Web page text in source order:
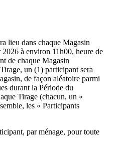
lieu dans chaque Magasin
à environ 11h00, heure de
de chaque Magasin
un (1) participant sera
de façon aléatoire parmi
durant la Période du
Tirage (chacun, un «
les « Participants
par ménage, pour toute